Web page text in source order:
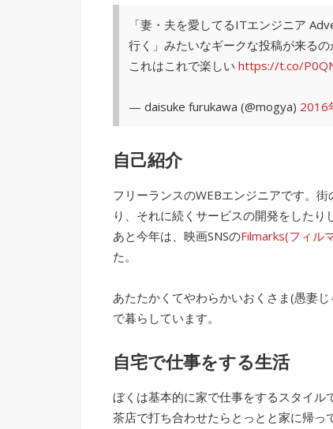
「妻・夫を愛してるITエンジニア
行く」みたいなギークな投稿が来る
これはこれで楽しい https://t.co/
— daisuke furukawa (@mogya) 2016
自己紹介
フリーランスのWEBエンジニアです。街
り、それに続くサービスの開発をしたり
あと今年は、映画SNSのFilmarks(フィル
た。
あたたかくてやわらかいおくさま(愚妻
で暮らしています。
自宅で仕事をする生活
ぼくは基本的に家で仕事をするスタイ
茶店で打ち合わせたらとっとと家に帰